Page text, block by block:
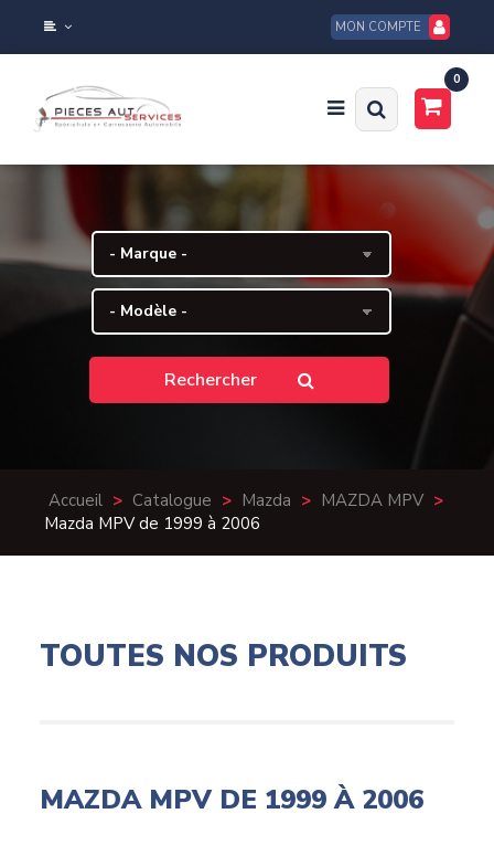
MON COMPTE
0
Accueil > Catalogue > Mazda > MAZDA MPV >
Mazda MPV de 1999 à 2006
TOUTES NOS PRODUITS
MAZDA MPV DE 1999 À 2006